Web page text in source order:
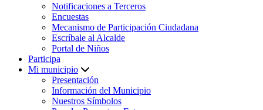
Notificaciones a Terceros
Encuestas
Mecanismo de Participación Ciudadana
Escríbale al Alcalde
Portal de Niños
Participa
Mi municipio
Presentación
Información del Municipio
Nuestros Símbolos